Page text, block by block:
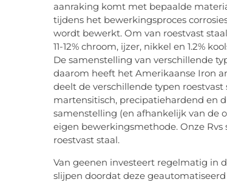
aanraking komt met bepaalde
tijdens het bewerkingsproces
wordt bewerkt. Om van roestvast
11-12% chroom, ijzer, nikkel en 1.2%
De samenstelling van verschillende
daarom heeft het Amerikaanse Iron
deelt de verschillende typen
martensitisch, precipatiehardend en
samenstelling (en afhankelijk van de
eigen bewerkingsmethode. Onze
roestvast staal.
Van geenen investeert regelmatig in
slijpen doordat deze